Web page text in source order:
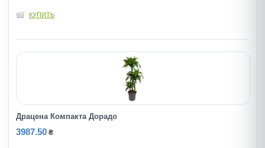
КУПИТЬ
Драцена Компакта Дорадо
3987.50 ₴